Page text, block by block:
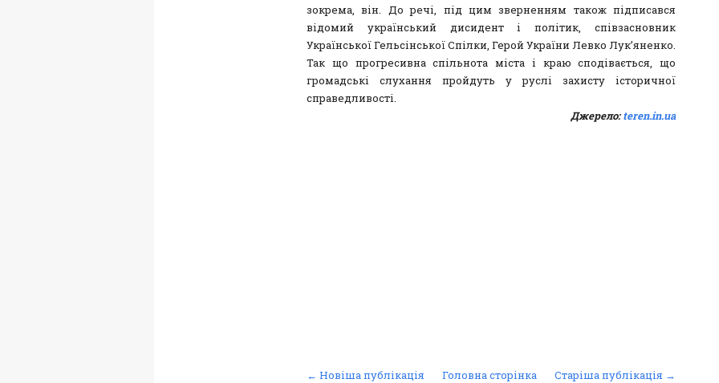
зокрема, він. До речі, під цим зверненням також підписався
відомий український дисидент і політик, співзасновник
Української Гельсінської Спілки, Герой України Левко Лук’яненко.
Так що прогресивна спільнота міста і краю сподівається, що
громадські слухання пройдуть у руслі захисту історичної
справедливості.
Джерело:teren.in.ua
← Новіша публікація Старіша публікація →
Головна сторінка